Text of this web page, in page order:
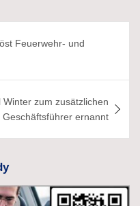
Feuerwehr- und
zum zusätzlichen
Geschäftsführer ernannt